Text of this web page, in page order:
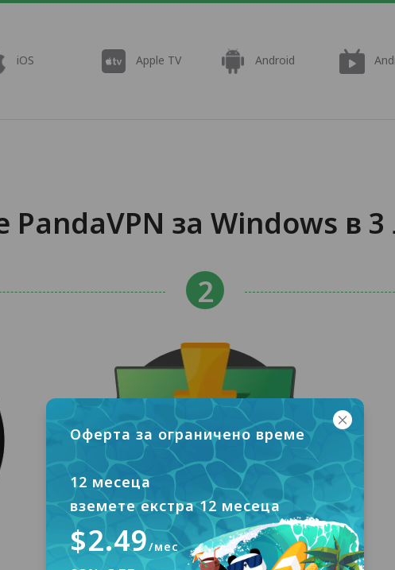
iOS Apple TV Android
PandaVPN за Windows в
Оферта за ограничено време
12 месеца
вземете екстра 12 месеца
$2.49/мес